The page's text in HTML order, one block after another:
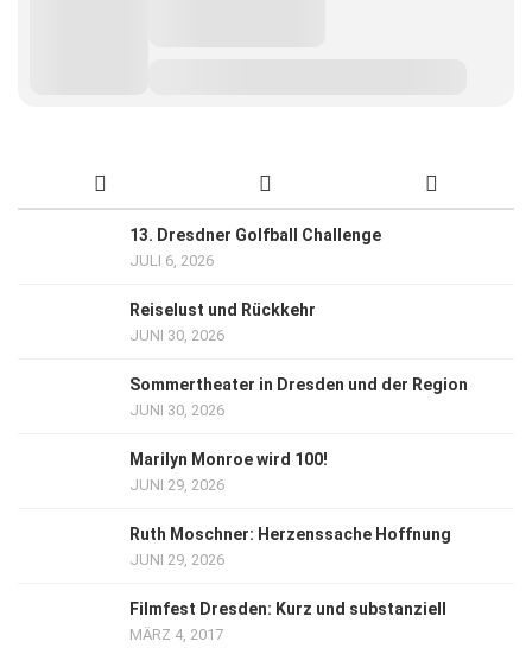
13. Dresdner Golfball Challenge
JULI 6, 2026
Reiselust und Rückkehr
JUNI 30, 2026
Sommertheater in Dresden und der Region
JUNI 30, 2026
Marilyn Monroe wird 100!
JUNI 29, 2026
Ruth Moschner: Herzenssache Hoffnung
JUNI 29, 2026
Filmfest Dresden: Kurz und substanziell
MÄRZ 4, 2017